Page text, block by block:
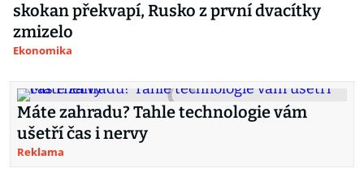
skokan překvapí, Rusko z první dvacítky
zmizelo
Ekonomika
Máte zahradu? Tahle technologie vám
ušetří čas i nervy
Reklama